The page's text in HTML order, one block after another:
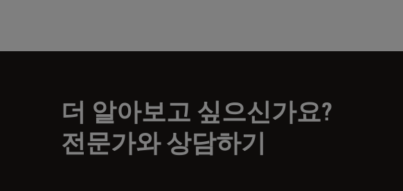
더 알아보고 싶으신가요?
전문가와 상담하기